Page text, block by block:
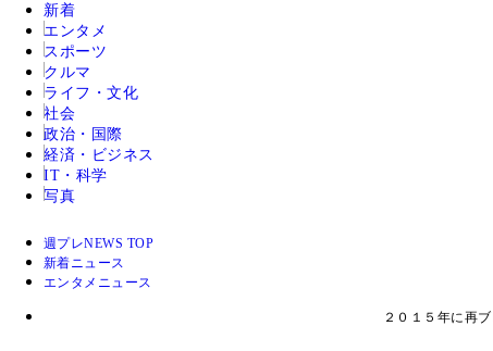
新着
エンタメ
スポーツ
クルマ
ライフ・文化
社会
政治・国際
経済・ビジネス
IT・科学
写真
週プレNEWS TOP
新着ニュース
エンタメニュース
２０１５年に再